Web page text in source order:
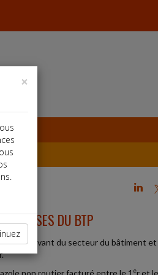
j
DU BTP
relevant du secteur du bâtiment
non routier facturé entre le 1 er et
×